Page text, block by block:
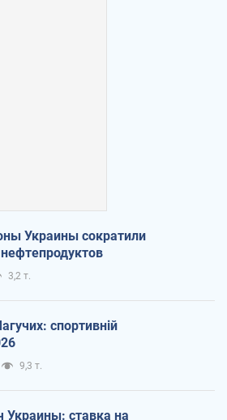
Украины сократили
3,2 т.
спортивній
9,3 т.
ставка на